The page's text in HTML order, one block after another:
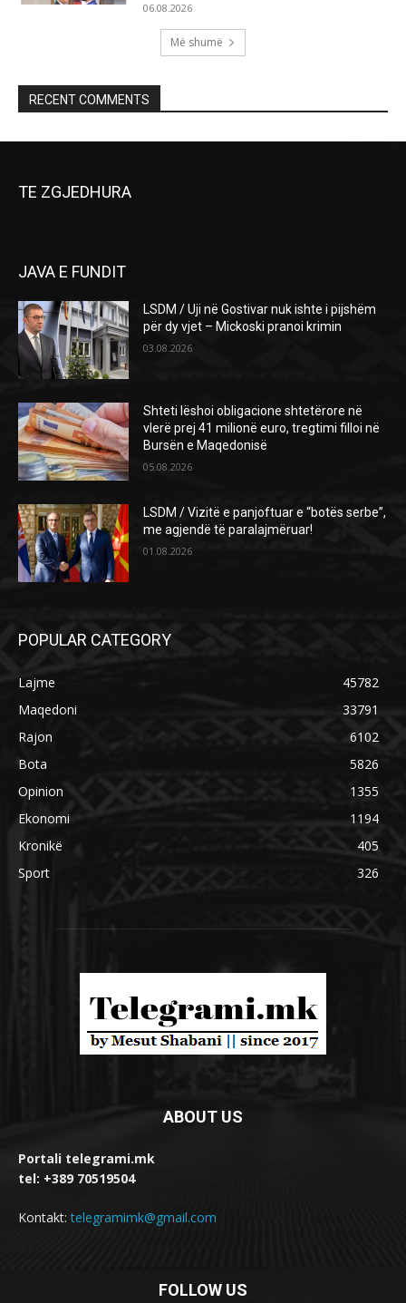
06.08.2026
Më shumë
RECENT COMMENTS
TE ZGJEDHURA
JAVA E FUNDIT
LSDM / Uji në Gostivar nuk ishte i pijshëm
për dy vjet – Mickoski pranoi krimin
03.08.2026
Shteti lëshoi obligacione shtetërore në
vlerë prej 41 milionë euro, tregtimi filloi në
Bursën e Maqedonisë
05.08.2026
LSDM / Vizitë e panjoftuar e “botës serbe”,
me agjendë të paralajmëruar!
01.08.2026
POPULAR CATEGORY
Lajme
45782
Maqedoni
33791
Rajon
6102
Bota
5826
Opinion
1355
Ekonomi
1194
Kronikë
405
Sport
326
ABOUT US
Portali telegrami.mk
tel: +389 70519504
Kontakt:telegramimk@gmail.com
FOLLOW US